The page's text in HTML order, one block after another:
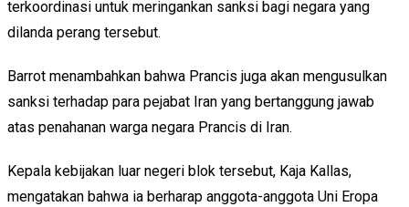
terkoordinasi untuk meringankan sanksi bagi negara yang
dilanda perang tersebut.
Barrot menambahkan bahwa Prancis juga akan mengusulkan
sanksi terhadap para pejabat Iran yang bertanggung jawab
atas penahanan warga negara Prancis di Iran.
Kepala kebijakan luar negeri blok tersebut, Kaja Kallas,
mengatakan bahwa ia berharap anggota-anggota Uni Eropa